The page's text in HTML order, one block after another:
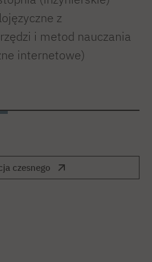
z
i metod nauczania
internetowe)
czesnego